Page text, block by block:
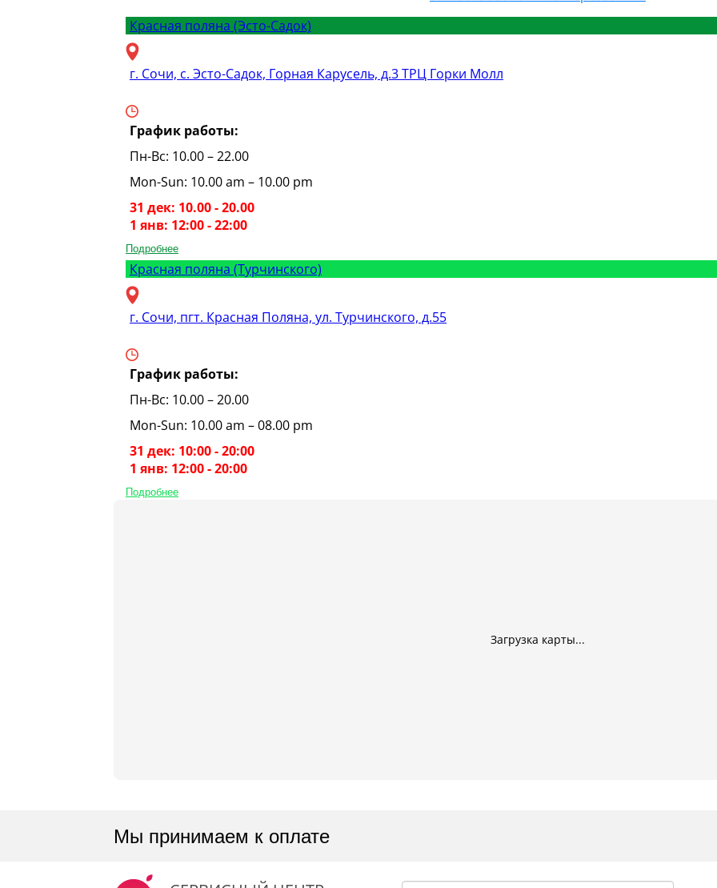
Красная поляна (Эсто-Садок)
г. Сочи, с. Эсто-Садок, Горная Карусель, д.3 ТРЦ Горки Молл
График работы:
Пн-Вс: 10.00 – 22.00
Mon-Sun: 10.00 am – 10.00 pm
31 дек: 10.00 - 20.00
1 янв: 12:00 - 22:00
Подробнее
Красная поляна (Турчинского)
г. Сочи, пгт. Красная Поляна, ул. Турчинского, д.55
График работы:
Пн-Вс: 10.00 – 20.00
Mon-Sun: 10.00 am – 08.00 pm
31 дек: 10:00 - 20:00
1 янв: 12:00 - 20:00
Подробнее
Загрузка карты...
Мы принимаем к оплате